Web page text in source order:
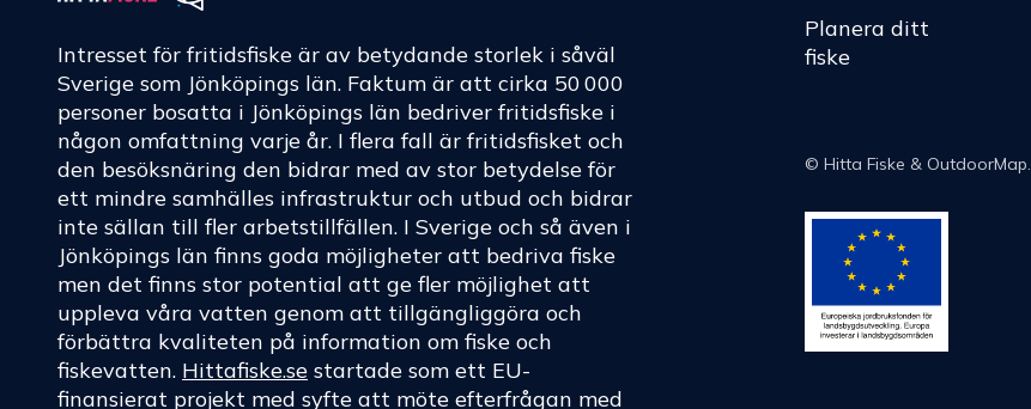
Intresset för fritidsfiske är av betydande storlek i såväl
Sverige som Jönköpings län. Faktum är att cirka 50 000
personer bosatta i Jönköpings län bedriver fritidsfiske i
någon omfattning varje år. I flera fall är fritidsfisket och
den besöksnäring den bidrar med av stor betydelse för
ett mindre samhälles infrastruktur och utbud och bidrar
inte sällan till fler arbetstillfällen. I Sverige och så även i
Jönköpings län finns goda möjligheter att bedriva fiske
men det finns stor potential att ge fler möjlighet att
uppleva våra vatten genom att tillgängliggöra och
förbättra kvaliteten på information om fiske och
fiskevatten. Hittafiske.se startade som ett EU-
finansierat projekt med syfte att möte efterfrågan med
Planera ditt
fiske
© Hitta Fiske & OutdoorMap.